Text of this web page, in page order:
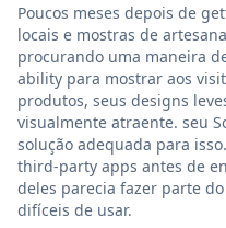
Poucos meses depois de
locais e mostras de
procurando uma maneira
ability para mostrar aos
produtos, seus designs
visualmente atraente. seu
solução adequada para
third-party apps antes de
deles parecia fazer parte
difíceis de usar.